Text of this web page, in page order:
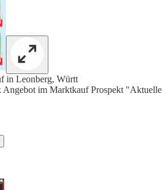
in Leonberg, Württ
Angebot im Marktkauf Prospekt "Aktuelle